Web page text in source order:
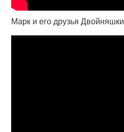
Марк и его друзья Двойняшки